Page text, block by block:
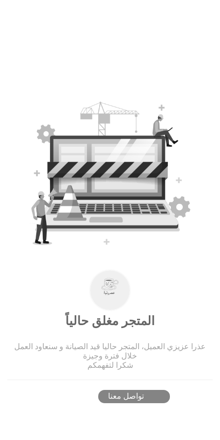
المتجر مغلق حالياً
عذرا عزيزي العميل، المتجر حاليا قيد الصيانة و سنعاود العمل
خلال فترة وجيزة
شكرا لتفهمكم
تواصل معنا